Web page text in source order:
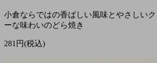
小倉ならではの香ばしい風味とやさしい
ーな味わいのどら焼き
281円(税込)